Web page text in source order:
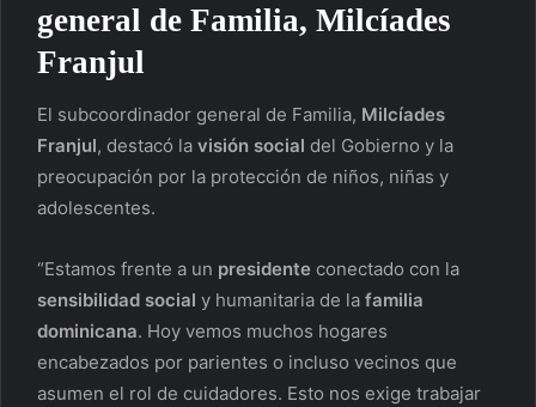
general de Familia, Milcíades
Franjul
El subcoordinador general de Familia, Milcíades
Franjul, destacó la visión social del Gobierno y la
preocupación por la protección de niños, niñas y
adolescentes.
“Estamos frente a un presidente conectado con la
sensibilidad social y humanitaria de la familia
dominicana. Hoy vemos muchos hogares
encabezados por parientes o incluso vecinos que
asumen el rol de cuidadores. Esto nos exige trabajar